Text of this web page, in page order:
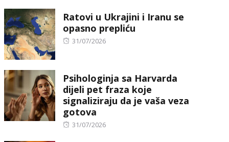
Ratovi u Ukrajini i Iranu se
opasno prepliću
Posted
31/07/2026
Psihologinja sa Harvarda
dijeli pet fraza koje
signaliziraju da je vaša veza
gotova
Posted
31/07/2026